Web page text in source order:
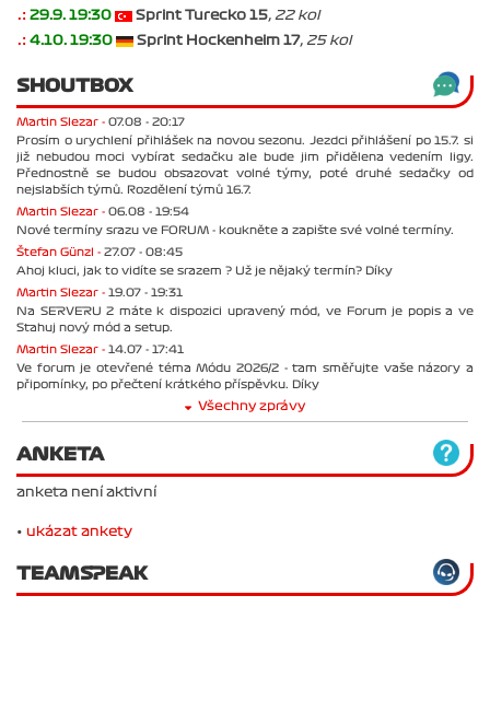
.: 29.9. 19:30 Sprint Turecko 15, 22 kol
.: 4.10. 19:30 Sprint Hockenheim 17, 25 kol
SHOUTBOX
Martin Slezar - 07.08 - 20:17
Prosím o urychlení přihlášek na novou sezonu. Jezdci přihlášení po 15.7. si
již nebudou moci vybírat sedačku ale bude jim přidělena vedením ligy.
Přednostně se budou obsazovat volné týmy, poté druhé sedačky od
nejslabších týmů. Rozdělení týmů 16.7.
Martin Slezar - 06.08 - 19:54
Nové termíny srazu ve FORUM - koukněte a zapište své volné termíny.
Štefan Günzl - 27.07 - 08:45
Ahoj kluci, jak to vidíte se srazem ? Už je nějaký termín? Díky
Martin Slezar - 19.07 - 19:31
Na SERVERU 2 máte k dispozici upravený mód, ve Forum je popis a ve
Stahuj nový mód a setup.
Martin Slezar - 14.07 - 17:41
Ve forum je otevřené téma Módu 2026/2 - tam směřujte vaše názory a
připomínky, po přečtení krátkého příspěvku. Díky
Všechny zprávy
ANKETA
anketa není aktivní
• ukázat ankety
TEAMSPEAK